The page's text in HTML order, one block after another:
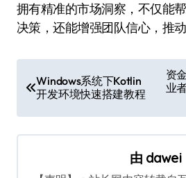
拥有精准的市场洞察，不仅能
决策，还能增强团队信心，推动
章
导
航
Windows系统下Kotlin
开发环境快速搭建教程
资
业
由 dawei